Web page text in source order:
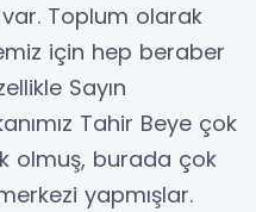
Toplum olarak
için hep beraber
Sayın
Tahir Beye çok
olmuş, burada çok
yapmışlar.